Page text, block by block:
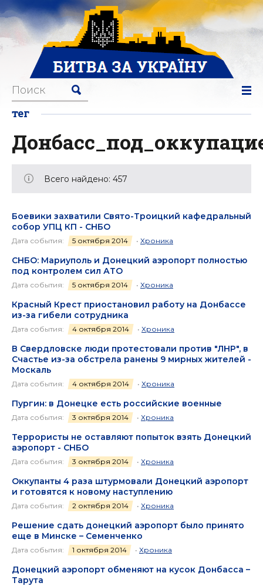
тег
Всего найдено: 457
Боевики захватили Свято-Троицкий кафедральный
собор УПЦ КП - СНБО
Дата события: 5 октября 2014 • Хроника
СНБО: Мариуполь и Донецкий аэропорт полностью
под контролем сил АТО
Дата события: 5 октября 2014 • Хроника
Красный Крест приостановил работу на Донбассе
из-за гибели сотрудника
Дата события: 4 октября 2014 • Хроника
В Свердловске люди протестовали против "ЛНР", в
Счастье из-за обстрела ранены 9 мирных жителей -
Москаль
Дата события: 4 октября 2014 • Хроника
Пургин: в Донецке есть российские военные
Дата события: 3 октября 2014 • Хроника
Террористы не оставляют попыток взять Донецкий
аэропорт - СНБО
Дата события: 3 октября 2014 • Хроника
Оккупанты 4 раза штурмовали Донецкий аэропорт
и готовятся к новому наступлению
Дата события: 2 октября 2014 • Хроника
Решение сдать донецкий аэропорт было принято
еще в Минске – Семенченко
Дата события: 1 октября 2014 • Хроника
Донецкий аэропорт обменяют на кусок Донбасса –
Тарута